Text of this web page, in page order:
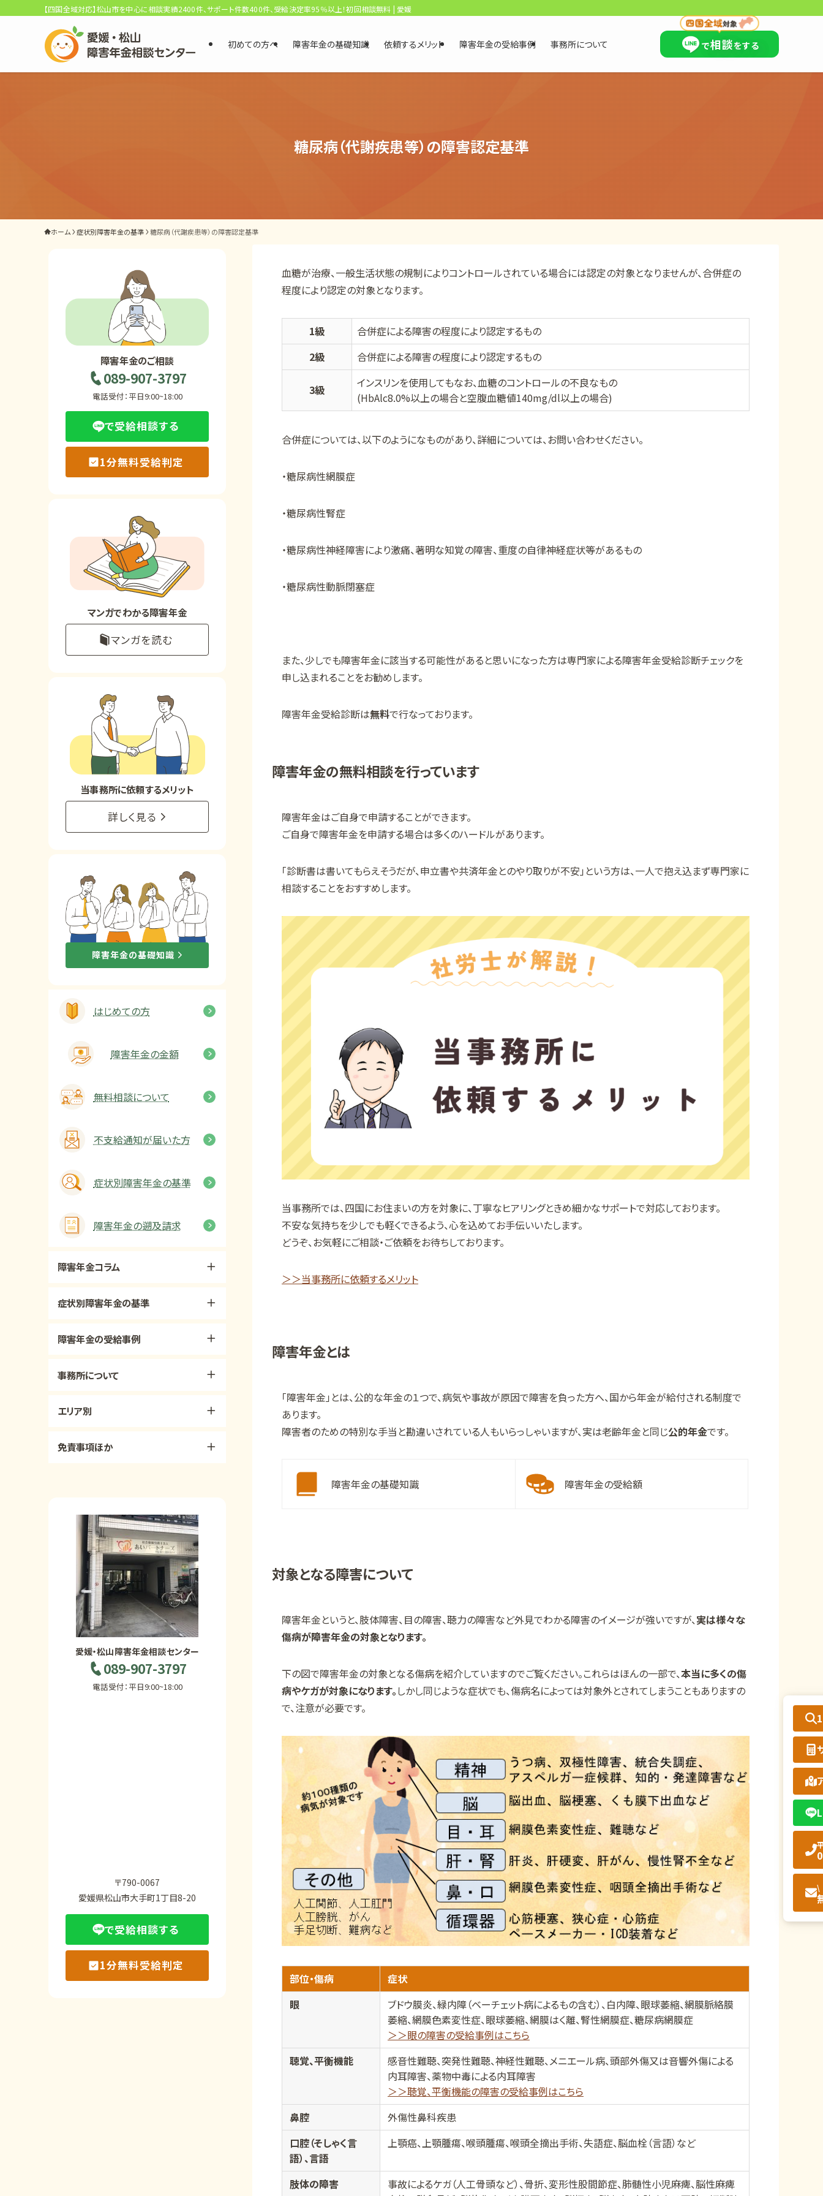
×
選ばれる3つの理由
初回相談料0円・受給後報酬型
サポート料金について
県内 No.1 の豊富な知識と経験
ご相談事例をみる
外出困難でもOK
障害年金の基礎知識
障害年金の金額
Q&A・相談事例
事務所について
お客様からの感謝のお手紙
で受給相談をする
メリット
お電話でのお問い合わせ
089-907-3797
【四国全域対応】松山市を中心に相談実績2400件、サポート件数400件、受給決定率95％以上！初回相談無料 | 愛媛・松山障害年金相談センター
初めての方へ 障害年金の基礎知識 依頼するメリット 障害年金の受給事例 事務所について で相談をする
糖尿病（代謝疾患等）の障害認定基準
ホーム 症状別障害年金の基準 糖尿病（代謝疾患等）の障害認定基準
血糖が治療、一般生活状態の規制によりコントロールされている場合には認定の対象となりませんが、合併症の
程度により認定の対象となります。
1級
合併症による障害の程度により認定するもの
2級
合併症による障害の程度により認定するもの
3級
インスリンを使用してもなお、血糖のコントロールの不良なもの
(HbAlc8.0%以上の場合と空腹血糖値140mg/dl以上の場合)
合併症については、以下のようになものがあり、詳細については、お問い合わせください。
・糖尿病性網膜症
・糖尿病性腎症
・糖尿病性神経障害により激痛、著明な知覚の障害、重度の自律神経症状等があるもの
・糖尿病性動脈閉塞症
また、少しでも障害年金に該当する可能性があると思いになった方は専門家による障害年金受給診断チェックを
申し込まれることをお勧めします。
障害年金受給診断は無料で行なっております。
障害年金の無料相談を行っています
障害年金はご自身で申請することができます。
ご自身で障害年金を申請する場合は多くのハードルがあります。
「診断書は書いてもらえそうだが、申立書や共済年金とのやり取りが不安」という方は、一人で抱え込まず専門家に
相談することをおすすめします。
当事務所では、四国にお住まいの方を対象に、丁寧なヒアリングときめ細かなサポートで対応しております。
不安な気持ちを少しでも軽くできるよう、心を込めてお手伝いいたします。
どうぞ、お気軽にご相談・ご依頼をお待ちしております。
＞＞当事務所に依頼するメリット
障害年金とは
「障害年金」とは、公的な年金の１つで、病気や事故が原因で障害を負った方へ、国から年金が給付される制度で
あります。
障害者のための特別な手当と勘違いされている人もいらっしゃいますが、実は老齢年金と同じ公的年金です。
障害年金の基礎知識 障害年金の受給額
対象となる障害について
障害年金というと、肢体障害、目の障害、聴力の障害など外見でわかる障害のイメージが強いですが、実は様々な
傷病が障害年金の対象となります。
下の図で障害年金の対象となる傷病を紹介していますのでご覧ください。これらはほんの一部で、本当に多くの傷
病やケガが対象になります。しかし同じような症状でも、傷病名によっては対象外とされてしまうこともありますの
で、注意が必要です。
部位・傷病
症状
眼
ブドウ膜炎、緑内障（ベーチェット病によるもの含む）、白内障、眼球萎縮、網膜脈絡膜
萎縮、網膜色素変性症、眼球萎縮、網膜はく離、腎性網膜症、糖尿病網膜症
＞＞眼の障害の受給事例はこちら
聴覚、平衡機能
感音性難聴、突発性難聴、神経性難聴、メニエール病、頭部外傷又は音響外傷による
内耳障害、薬物中毒による内耳障害
＞＞聴覚、平衡機能の障害の受給事例はこちら
鼻腔
外傷性鼻科疾患
口腔（そしゃく言
語）、言語
上顎癌、上顎腫瘍、喉頭腫瘍、喉頭全摘出手術、失語症、脳血栓（言語）など
肢体の障害
事故によるケガ（人工骨頭など）、骨折、変形性股間節症、肺髄性小児麻痺、脳性麻痺
障害年金のご相談
089-907-3797
電話受付：平日9:00~18:00
で受給相談する
1分無料受給判定
マンガでわかる障害年金
マンガを読む
当事務所に依頼するメリット
詳しく見る
障害年金の基礎知識
はじめての方
障害年金の金額
無料相談について
不支給通知が届いた方
症状別障害年金の基準
障害年金の遡及請求
障害年金コラム
症状別障害年金の基準
障害年金の受給事例
事務所について
エリア別
免責事項ほか
愛媛・松山障害年金相談センター
089-907-3797
電話受付：平日9:00~18:00
〒790-0067
愛媛県松山市大手町1丁目8-20
で受給相談する
1分無料受給判定
\